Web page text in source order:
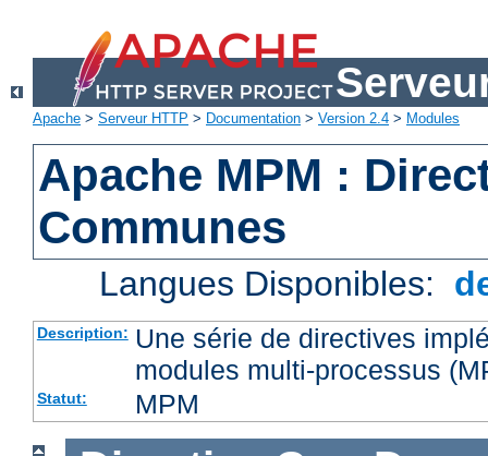
Apache > Serveur HTTP > Documentation > Version 2.4 > Modules
Apache MPM :
Communes
Langues Disponibles:
Description: Une série de directives
modules multi-processus
Statut: MPM